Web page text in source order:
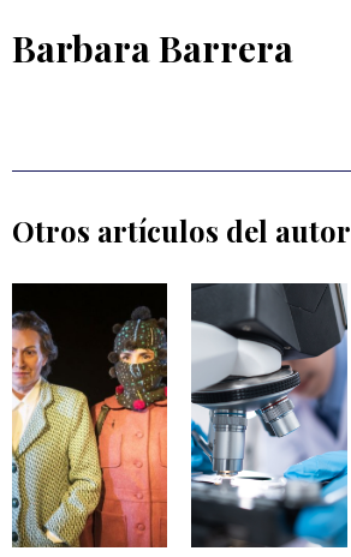
Barbara Barrera
Otros artículos del autor